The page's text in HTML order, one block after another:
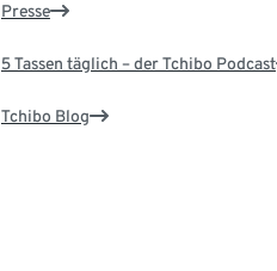
Presse
5 Tassen täglich – der Tchibo Podcast
Tchibo Blog